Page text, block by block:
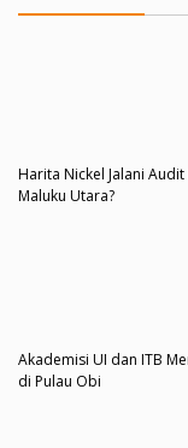
Harita Nickel Jalani
Maluku Utara?
Akademisi UI dan ITB
di Pulau Obi